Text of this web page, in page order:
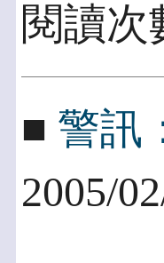
閱讀
■ 警訊
2005/